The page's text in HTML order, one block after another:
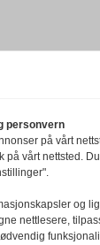
personvern
på vårt
på vårt nettsted.
og
nettlesere,